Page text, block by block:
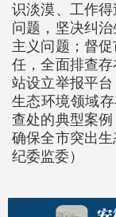
识淡漠、工作
问题，坚决纠
主义问题；督
任，全面排查
站设立举报平
生态环境领域
查处的典型案例
确保全市突出
纪委监委）